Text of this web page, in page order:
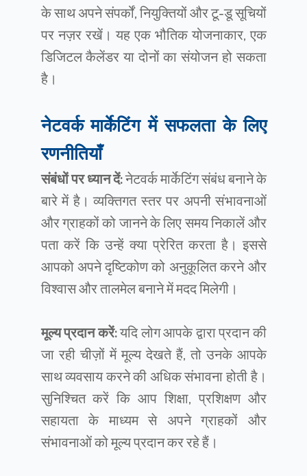
के साथ अपने संपर्कों, नियुक्तियों और टू-डू सूचियों
पर नज़र रखें। यह एक भौतिक योजनाकार, एक
डिजिटल कैलेंडर या दोनों का संयोजन हो सकता
है।
नेटवर्क मार्केटिंग में सफलता के लिए
रणनीतियाँ
संबंधों पर ध्यान दें:नेटवर्क मार्केटिंग संबंध बनाने के
बारे में है। व्यक्तिगत स्तर पर अपनी संभावनाओं
और ग्राहकों को जानने के लिए समय निकालें और
पता करें कि उन्हें क्या प्रेरित करता है। इससे
आपको अपने दृष्टिकोण को अनुकूलित करने और
विश्वास और तालमेल बनाने में मदद मिलेगी।
मूल्य प्रदान करें:यदि लोग आपके द्वारा प्रदान की
जा रही चीज़ों में मूल्य देखते हैं, तो उनके आपके
साथ व्यवसाय करने की अधिक संभावना होती है।
सुनिश्चित करें कि आप शिक्षा, प्रशिक्षण और
सहायता के माध्यम से अपने ग्राहकों और
संभावनाओं को मूल्य प्रदान कर रहे हैं।